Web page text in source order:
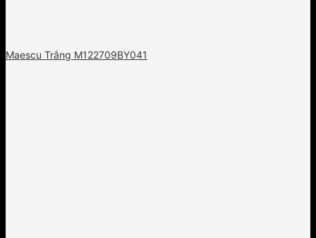
Maescu Trắng M122709BY041